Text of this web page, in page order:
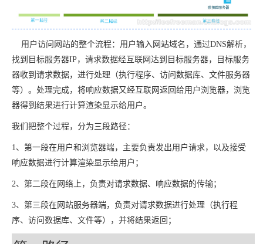
用户访问网站的整个流程：用户输入网站域名，通过DNS解析，
找到目标服务器IP，请求数据经互联网达到目标服务器，目标服务
器收到请求数据，进行处理（执行程序、访问数据库、文件服务器
等）。处理完成，将响应数据又经互联网返回给用户浏览器，浏览
器得到结果进行计算渲染显示给用户。
我们把整个过程，分为三段路径：
1、第一段在用户和浏览器端，主要负责发出用户请求，以及接受
响应数据进行计算渲染显示给用户；
2、第二段在网络上，负责对请求数据、响应数据的传输；
3、第三段在网站服务器端，负责对请求数据进行处理（执行程
序、访问数据库、文件等），并将结果返回；